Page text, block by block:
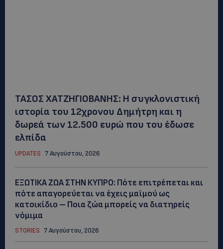
ΤΑΣΟΣ ΧΑΤΖΗΓΙΟΒΑΝΗΣ: Η συγκλονιστική
ιστορία του 12χρονου Δημήτρη και η
δωρεά των 12.500 ευρώ που του έδωσε
ελπίδα
UPDATES 7 Αυγούστου, 2026
ΕΞΩΤΙΚΑ ΖΩΑ ΣΤΗΝ ΚΥΠΡΟ: Πότε επιτρέπεται και
πότε απαγορεύεται να έχεις μαϊμού ως
κατοικίδιο – Ποια ζώα μπορείς να διατηρείς
νόμιμα
STORIES 7 Αυγούστου, 2026